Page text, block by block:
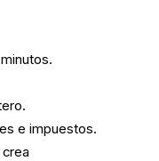
e impuestos.